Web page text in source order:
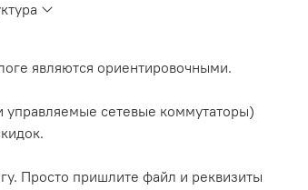
являются ориентировочными.
сетевые коммутаторы)
Просто пришлите файл и реквизиты